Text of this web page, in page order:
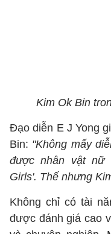
Kim Ok Bin
Đạo diễn E J Yong
Bin: "Không mấy
được nhân vật nữ
Girls'. Thế nhưng
Không chỉ có tài
được đánh giá cao